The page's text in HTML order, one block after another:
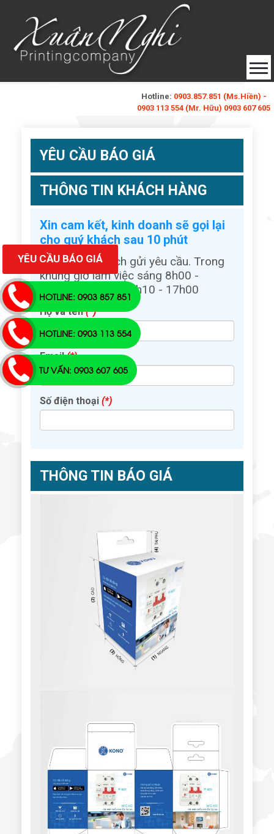
Hotline: 0903.857.851 (Ms.Hiền) -
0903 113 554 (Mr. Hữu) 0903 607 605
YÊU CẦU BÁO GIÁ
THÔNG TIN KHÁCH HÀNG
Xin cam kết, kinh doanh sẽ gọi lại
cho quý khách sau 10 phút
Từ lúc quý khách gửi yêu cầu. Trong
khung giờ làm việc sáng 8h00 -
12h00, chiều từ 13h10 - 17h00
Họ và tên(*)
Email(*)
Số điện thoại (*)
THÔNG TIN BÁO GIÁ
YÊU CẦU BÁO GIÁ
TƯ VẤN: 0903 607 605
HOTLINE: 0903 113 554
HOTLINE: 0903 857 851